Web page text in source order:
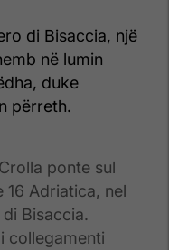
di Bisaccia, një
në lumin
duke
përreth.
Crolla ponte sul
16 Adriatica, nel
Bisaccia.
collegamenti